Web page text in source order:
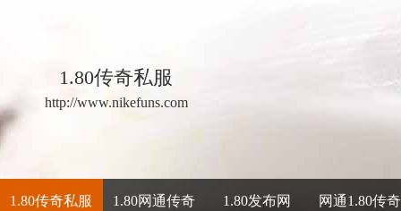
1.80传奇私服
http://www.nikefuns.com
1.80传奇私服 1.80网通传奇 1.80发布网 网通1.80传奇